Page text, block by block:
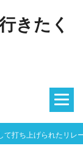
きたく
て打ち上げられたリレ